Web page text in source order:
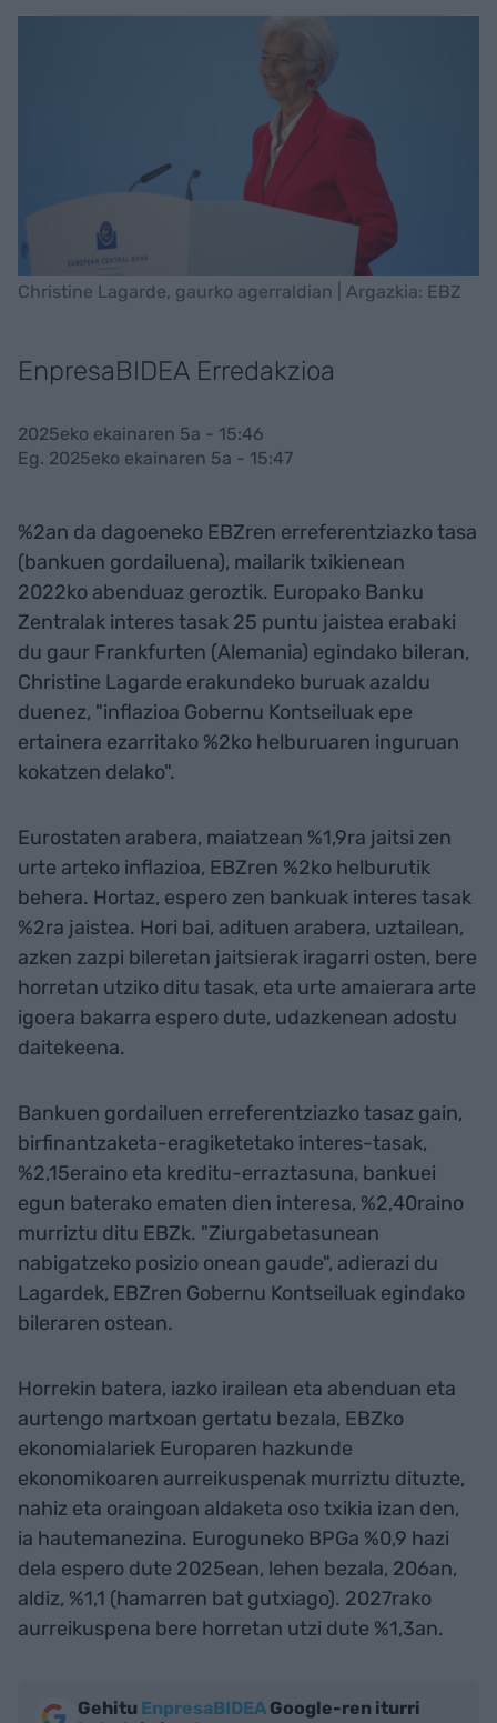
Christine Lagarde, gaurko agerraldian | Argazkia: EBZ
EnpresaBIDEA Erredakzioa
2025eko ekainaren 5a - 15:46
Eg. 2025eko ekainaren 5a - 15:47
%2an da dagoeneko EBZren erreferentziazko tasa
(bankuen gordailuena), mailarik txikienean
2022ko abenduaz geroztik. Europako Banku
Zentralak interes tasak 25 puntu jaistea erabaki
du gaur Frankfurten (Alemania) egindako bileran,
Christine Lagarde erakundeko buruak azaldu
duenez, "inflazioa Gobernu Kontseiluak epe
ertainera ezarritako %2ko helburuaren inguruan
kokatzen delako".
Eurostaten arabera, maiatzean %1,9ra jaitsi zen
urte arteko inflazioa, EBZren %2ko helburutik
behera. Hortaz, espero zen bankuak interes tasak
%2ra jaistea. Hori bai, adituen arabera, uztailean,
azken zazpi bileretan jaitsierak iragarri osten, bere
horretan utziko ditu tasak, eta urte amaierara arte
igoera bakarra espero dute, udazkenean adostu
daitekeena.
Bankuen gordailuen erreferentziazko tasaz gain,
birfinantzaketa-eragiketetako interes-tasak,
%2,15eraino eta kreditu-erraztasuna, bankuei
egun baterako ematen dien interesa, %2,40raino
murriztu ditu EBZk. "Ziurgabetasunean
nabigatzeko posizio onean gaude", adierazi du
Lagardek, EBZren Gobernu Kontseiluak egindako
bileraren ostean.
Horrekin batera, iazko irailean eta abenduan eta
aurtengo martxoan gertatu bezala, EBZko
ekonomialariek Europaren hazkunde
ekonomikoaren aurreikuspenak murriztu dituzte,
nahiz eta oraingoan aldaketa oso txikia izan den,
ia hautemanezina. Euroguneko BPGa %0,9 hazi
dela espero dute 2025ean, lehen bezala, 206an,
aldiz, %1,1 (hamarren bat gutxiago). 2027rako
aurreikuspena bere horretan utzi dute %1,3an.
Gehitu EnpresaBIDEA Google-ren iturri